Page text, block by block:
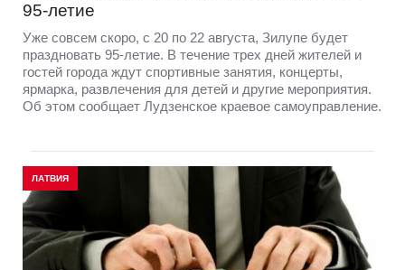
95-летие
Уже совсем скоро, с 20 по 22 августа, Зилупе будет
праздновать 95-летие. В течение трех дней жителей и
гостей города ждут спортивные занятия, концерты,
ярмарка, развлечения для детей и другие мероприятия.
Об этом сообщает Лудзенское краевое самоуправление.
ЛАТВИЯ